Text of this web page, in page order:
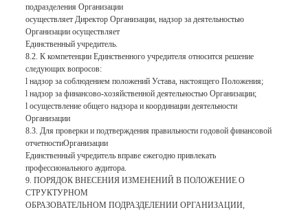
подразделения Организации
осуществляет Директор Организации, надзор за деятельностью
Организации осуществляет
Единственный учредитель.
8.2. К компетенции Единственного учредителя относится решение
следующих вопросов:
l надзор за соблюдением положений Устава, настоящего Положения;
l надзор за финансово-хозяйственной деятельностью Организации;
l осуществление общего надзора и координации деятельности
Организации
8.3. Для проверки и подтверждения правильности годовой финансовой
отчетностиОрганизации
Единственный учредитель вправе ежегодно привлекать
профессионального аудитора.
9. ПОРЯДОК ВНЕСЕНИЯ ИЗМЕНЕНИЙ В ПОЛОЖЕНИЕ О
СТРУКТУРНОМ
ОБРАЗОВАТЕЛЬНОМ ПОДРАЗДЕЛЕНИИ ОРГАНИЗАЦИИ,